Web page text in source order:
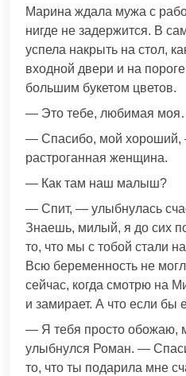
Марина ждала мужа с
нигде не задержится. В
успела накрыть на стол,
входной двери и на
большим букетом цветов.
— Это тебе, любимая
— Спасибо, мой хороший,
растроганная женщина.
— Как там наш малыш?
— Спит, — улыбнулась
Знаешь, милый, я до сих
то, что мы с тобой стали
Всю беременность не
сейчас, когда смотрю на
и замирает. А что если бы
— Я тебя просто обожаю,
улыбнулся Роман. —
то, что ты подарила мне